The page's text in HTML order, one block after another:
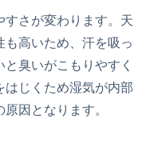
さが変わります。天
高いため、汗を吸っ
臭いがこもりやすく
はじくため湿気が内部
因となります。